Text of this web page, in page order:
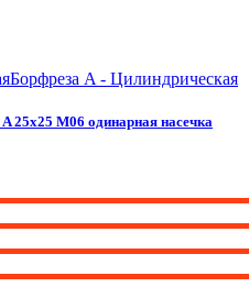
Борфреза A - Цилиндрическая
A 25х25 M06 одинарная насечка